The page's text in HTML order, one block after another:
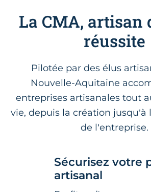
La CMA, artisan
réussite
Pilotée par des élus
Nouvelle-Aquitaine
entreprises artisanales tout
vie, depuis la création jusqu’à
de l’entreprise.
Sécurisez votre
artisanal